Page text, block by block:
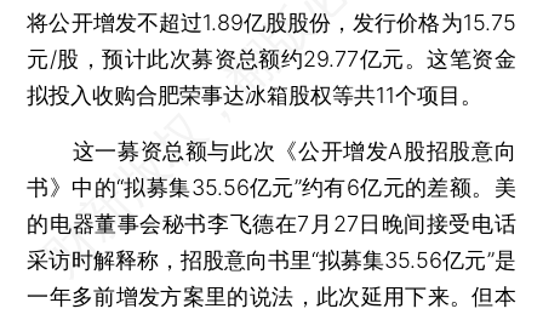
将公开增发不超过1.89亿股股份，发行价格为15.75
元/股，预计此次募资总额约29.77亿元。这笔资金
拟投入收购合肥荣事达冰箱股权等共11个项目。
这一募资总额与此次《公开增发A股招股意向
书》中的“拟募集35.56亿元”约有6亿元的差额。美
的电器董事会秘书李飞德在7月27日晚间接受电话
采访时解释称，招股意向书里“拟募集35.56亿元”是
一年多前增发方案里的说法，此次延用下来。但本